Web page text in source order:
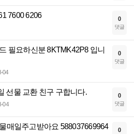
7600 6206 0
댓글
필요하신분 8KTMK42P8 입니
04
0
댓글
선물 교환 친구 구합니다.
04
0
댓글
매일주고받아요 588037669964 0